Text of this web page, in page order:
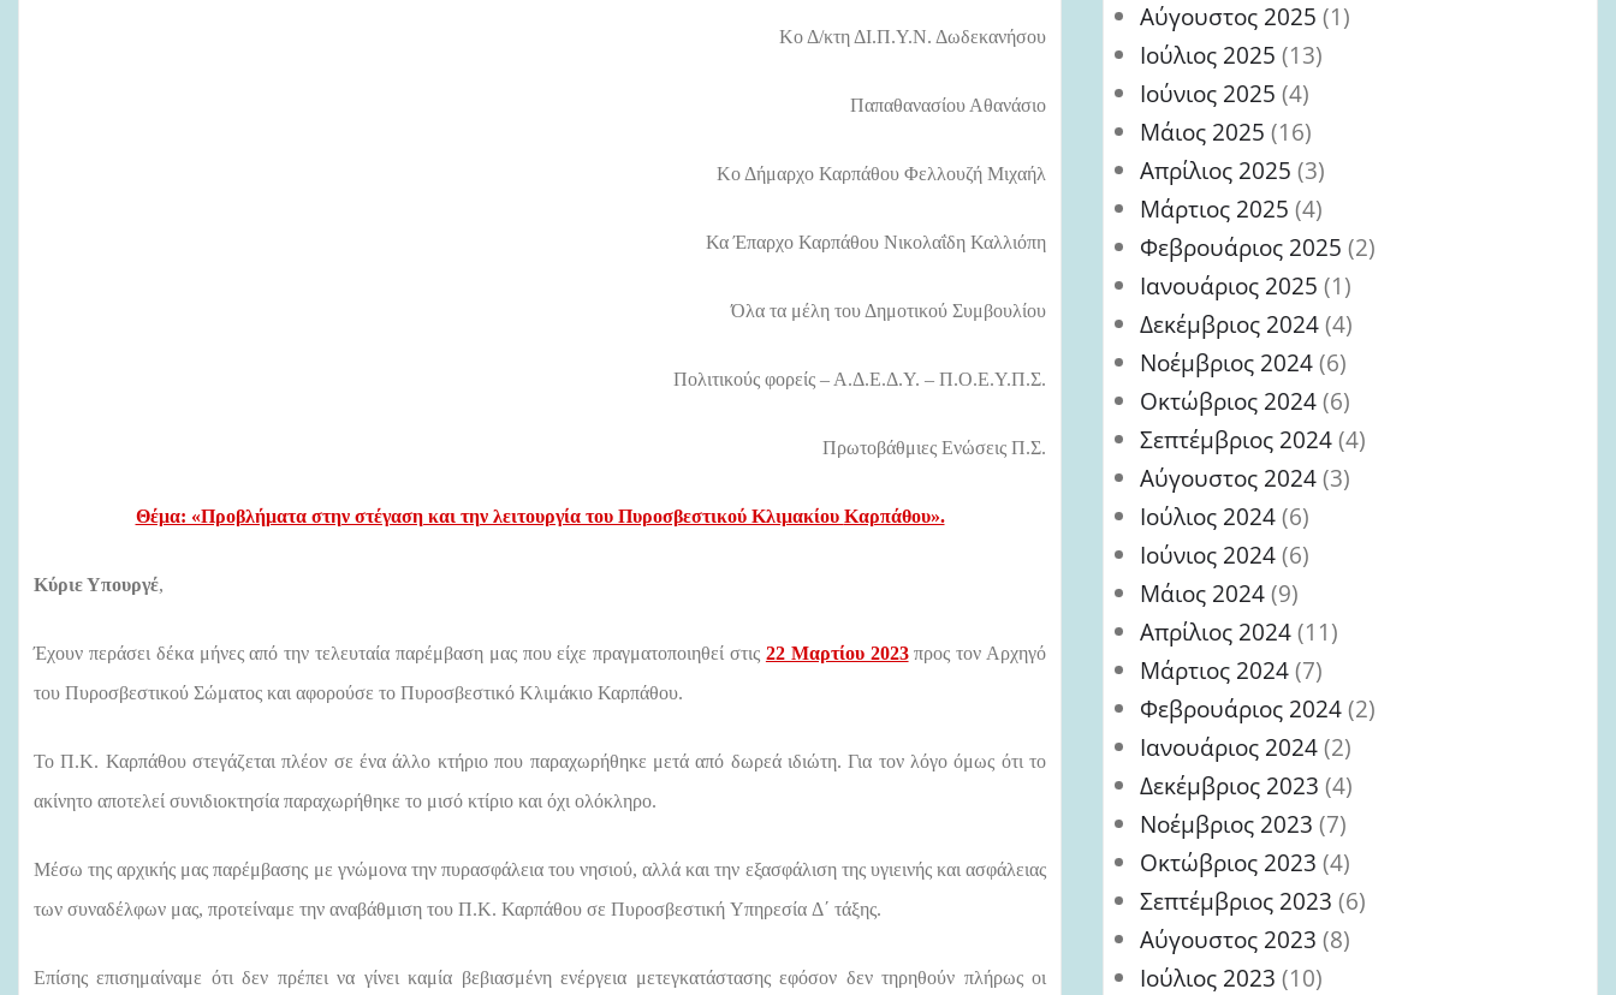
Κο Δ/κτη ΔΙ.Π.Υ.Ν. Δωδεκανήσου
Παπαθανασίου Αθανάσιο
Κο Δήμαρχο Καρπάθου Φελλουζή Μιχαήλ
Κα Έπαρχο Καρπάθου Νικολαΐδη Καλλιόπη
Όλα τα μέλη του Δημοτικού Συμβουλίου
Πολιτικούς φορείς – Α.Δ.Ε.Δ.Υ. – Π.Ο.Ε.Υ.Π.Σ.
Πρωτοβάθμιες Ενώσεις Π.Σ.
Θέμα: «Προβλήματα στην στέγαση και την λειτουργία του Πυροσβεστικού Κλιμακίου Καρπάθου».
Κύριε Υπουργέ,
Έχουν περάσει δέκα μήνες από την τελευταία παρέμβαση μας που είχε πραγματοποιηθεί στις 22 Μαρτίου 2023προς τον Αρχηγό
του Πυροσβεστικού Σώματος και αφορούσε το Πυροσβεστικό Κλιμάκιο Καρπάθου.
Το Π.Κ. Καρπάθου στεγάζεται πλέον σε ένα άλλο κτήριο που παραχωρήθηκε μετά από δωρεά ιδιώτη. Για τον λόγο όμως ότι το
ακίνητο αποτελεί συνιδιοκτησία παραχωρήθηκε το μισό κτίριο και όχι ολόκληρο.
Μέσω της αρχικής μας παρέμβασης με γνώμονα την πυρασφάλεια του νησιού, αλλά και την εξασφάλιση της υγιεινής και ασφάλειας
των συναδέλφων μας, προτείναμε την αναβάθμιση του Π.Κ. Καρπάθου σε Πυροσβεστική Υπηρεσία Δ΄ τάξης.
Επίσης επισημαίναμε ότι δεν πρέπει να γίνει καμία βεβιασμένη ενέργεια μετεγκατάστασης εφόσον δεν τηρηθούν πλήρως οι
Αύγουστος 2025 (1)
Ιούλιος 2025 (13)
Ιούνιος 2025 (4)
Μάιος 2025 (16)
Απρίλιος 2025 (3)
Μάρτιος 2025 (4)
Φεβρουάριος 2025 (2)
Ιανουάριος 2025 (1)
Δεκέμβριος 2024(4)
Νοέμβριος 2024(6)
Οκτώβριος 2024(6)
Σεπτέμβριος 2024(4)
Αύγουστος 2024(3)
Ιούλιος 2024(6)
Ιούνιος 2024(6)
Μάιος 2024(9)
Απρίλιος 2024(11)
Μάρτιος 2024(7)
Φεβρουάριος 2024(2)
Ιανουάριος 2024(2)
Δεκέμβριος 2023 (4)
Νοέμβριος 2023 (7)
Οκτώβριος 2023 (4)
Σεπτέμβριος 2023 (6)
Αύγουστος 2023 (8)
Ιούλιος 2023 (10)